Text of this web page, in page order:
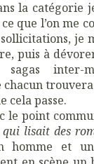
la catégorie
que l’on me
je
puis à
sagas inter-
cela passe.
le point
lisait des
homme et